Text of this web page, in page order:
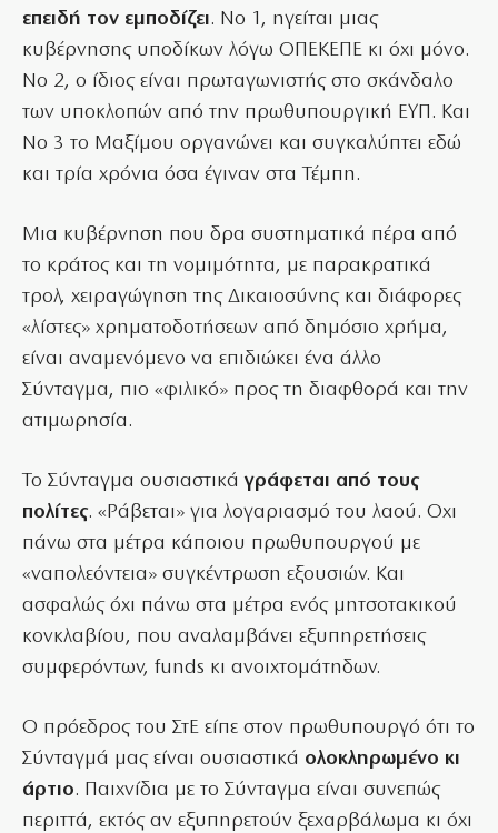
επειδή τον εμποδίζει. Νο 1, ηγείται μιας
κυβέρνησης υποδίκων λόγω ΟΠΕΚΕΠΕ κι όχι μόνο.
Νο 2, ο ίδιος είναι πρωταγωνιστής στο σκάνδαλο
των υποκλοπών από την πρωθυπουργική ΕΥΠ. Και
Νο 3 το Μαξίμου οργανώνει και συγκαλύπτει εδώ
και τρία χρόνια όσα έγιναν στα Τέμπη.
Μια κυβέρνηση που δρα συστηματικά πέρα από
το κράτος και τη νομιμότητα, με παρακρατικά
τρολ, χειραγώγηση της Δικαιοσύνης και διάφορες
«λίστες» χρηματοδοτήσεων από δημόσιο χρήμα,
είναι αναμενόμενο να επιδιώκει ένα άλλο
Σύνταγμα, πιο «φιλικό» προς τη διαφθορά και την
ατιμωρησία.
Το Σύνταγμα ουσιαστικάγράφεται από τους
πολίτες. «Ράβεται» για λογαριασμό του λαού. Οχι
πάνω στα μέτρα κάποιου πρωθυπουργού με
«ναπολεόντεια» συγκέντρωση εξουσιών. Και
ασφαλώς όχι πάνω στα μέτρα ενός μητσοτακικού
κονκλαβίου, που αναλαμβάνει εξυπηρετήσεις
συμφερόντων, funds κι ανοιχτομάτηδων.
Ο πρόεδρος του ΣτΕ είπε στον πρωθυπουργό ότι το
Σύνταγμά μας είναι ουσιαστικά ολοκληρωμένο κι
άρτιο. Παιχνίδια με το Σύνταγμα είναι συνεπώς
περιττά, εκτός αν εξυπηρετούν ξεχαρβάλωμα κι όχι